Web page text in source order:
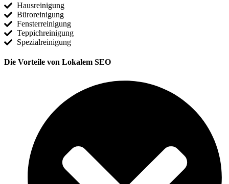
Hausreinigung
Büroreinigung
Fensterreinigung
Teppichreinigung
Spezialreinigung
Die Vorteile von Lokalem SEO